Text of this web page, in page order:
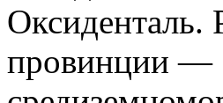
Оксиденталь.
провинции —